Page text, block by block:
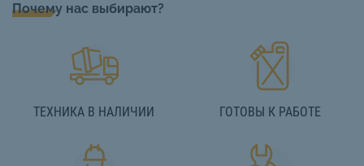
Почему нас выбирают?
ТЕХНИКА В НАЛИЧИИ ГОТОВЫ К РАБОТЕ